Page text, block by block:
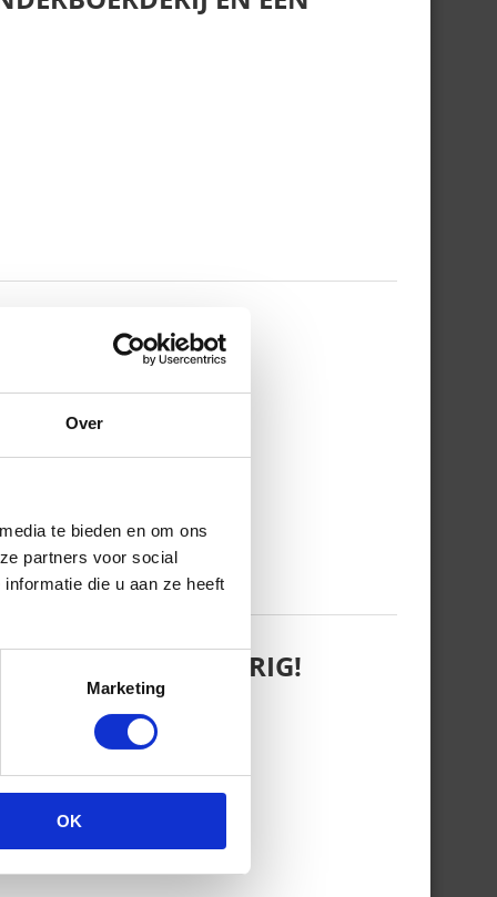
Over
te bieden en om ons
partners voor social
die u aan ze heeft
Marketing
OK
EN MIJN
WANT REBEL IS JARIG!